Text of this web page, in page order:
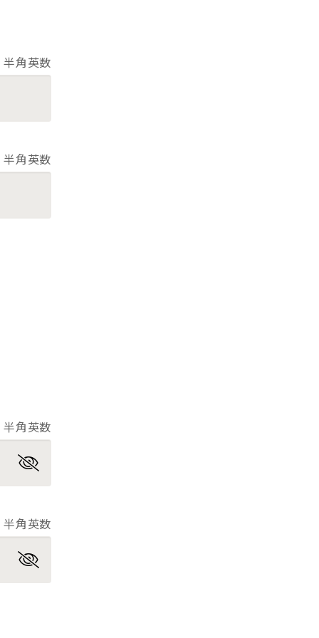
半角英数
半角英数
半角英数
半角英数